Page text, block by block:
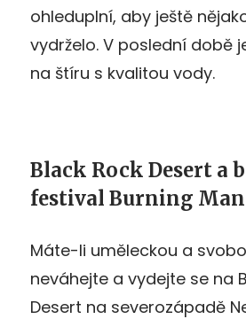
ohleduplní, aby ještě
vydrželo. V poslední době
na štíru s kvalitou vody.
Black Rock Desert a
festival Burning Man
Máte-li uměleckou a
neváhejte a vydejte se na
Desert na severozápadě